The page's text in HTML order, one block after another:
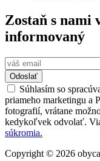
Zostaň s nami
informovaný
Odoslať
Súhlasím so
priameho marketingu a
fotografií, vrátane
kedykoľvek odvolať.
súkromia.
Copyright © 2026